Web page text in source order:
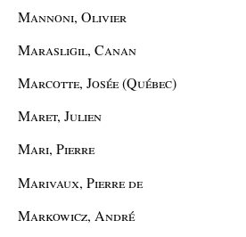
Mannoni, Olivier
Marasligil, Canan
Marcotte, Josée (Québec)
Maret, Julien
Mari, Pierre
Marivaux, Pierre de
Markowicz, André